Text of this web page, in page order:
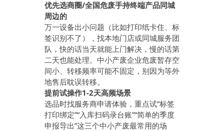
优先选商圈/全国危废手持终端产品同城
周边的
万一设备出小问题（比如打印纸卡住、标
签识别不了），找本地门店或同城服务团
队，快的话当天就能上门解决，慢的话第
二天也能处理。中小产废企业危废暂存空
间小、转移频率可能不固定，别因为等外
地售后耽误转移。
提前试操作1-2天高频场景
选品时找服务商申请体验，重点试“标签
打印绑定”“入库扫码录台账”“简单的季度
申报导出”这三个中小产废最常用的场